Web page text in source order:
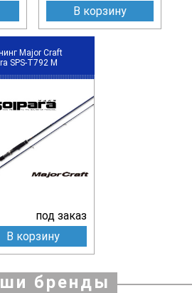
В корзину
Major Craft
SPS-T792 M
под заказ
В корзину
бренды